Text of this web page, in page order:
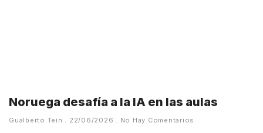
Noruega desafía a la IA en las aulas
Gualberto Tein 22/06/2026 No Hay Comentarios